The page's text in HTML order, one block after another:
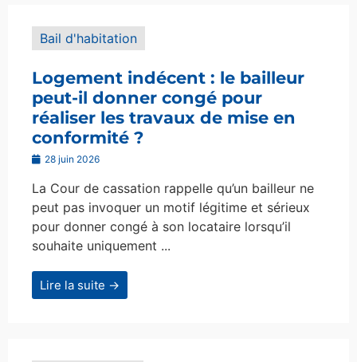
Bail d'habitation
Logement indécent : le bailleur
peut-il donner congé pour
réaliser les travaux de mise en
conformité ?
28 juin 2026
La Cour de cassation rappelle qu’un bailleur ne
peut pas invoquer un motif légitime et sérieux
pour donner congé à son locataire lorsqu’il
souhaite uniquement ...
Lire la suite →